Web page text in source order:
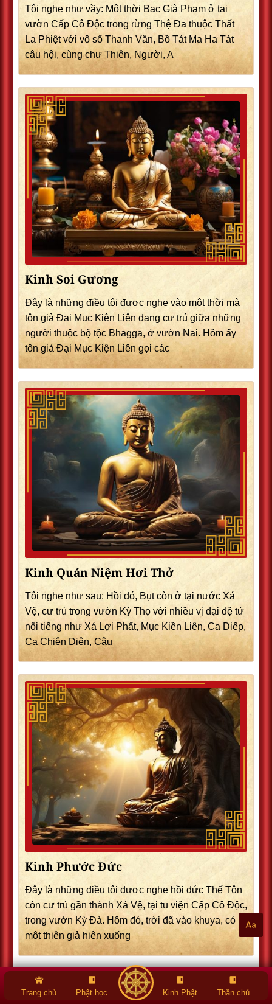
Tôi nghe như vầy: Một thời Bạc Già Phạm ở tại
vườn Cấp Cô Độc trong rừng Thệ Đa thuộc Thất
La Phiệt với vô số Thanh Văn, Bồ Tát Ma Ha Tát
câu hội, cùng chư Thiên, Người, A
Kinh Soi Gương
Đây là những điều tôi được nghe vào một thời mà
tôn giả Đại Mục Kiện Liên đang cư trú giữa những
người thuộc bộ tộc Bhagga, ở vườn Nai. Hôm ấy
tôn giả Đại Mục Kiện Liên gọi các
Kinh Quán Niệm Hơi Thở
Tôi nghe như sau: Hồi đó, Bụt còn ở tại nước Xá
Vệ, cư trú trong vườn Kỳ Thọ với nhiều vị đại đệ tử
nổi tiếng như Xá Lợi Phất, Mục Kiền Liên, Ca Diếp,
Ca Chiên Diên, Câu
Kinh Phước Đức
Đây là những điều tôi được nghe hồi đức Thế Tôn
còn cư trú gần thành Xá Vệ, tại tu viện Cấp Cô Độc,
trong vườn Kỳ Đà. Hôm đó, trời đã vào khuya, có
một thiên giả hiện xuống
Trang chủ Phật học Kinh Phật Thần chú